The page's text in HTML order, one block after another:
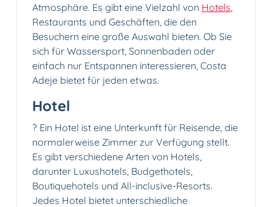
Atmosphäre. Es gibt eine Vielzahl von Hotels
Restaurants und Geschäften, die den
Besuchern eine große Auswahl bieten. Ob Sie
sich für Wassersport, Sonnenbaden oder
einfach nur Entspannen interessieren, Costa
Adeje bietet für jeden etwas.
Hotel
? Ein Hotel ist eine Unterkunft für Reisende, die
normalerweise Zimmer zur Verfügung stellt.
Es gibt verschiedene Arten von Hotels,
darunter Luxushotels, Budgethotels,
Boutiquehotels und All-inclusive-Resorts.
Jedes Hotel bietet unterschiedliche